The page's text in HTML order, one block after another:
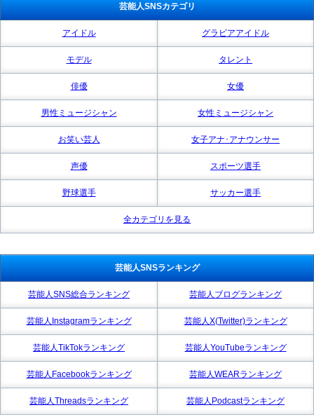
芸能人SNSカテゴリ
アイドル グラビアアイドル
モデル タレント
俳優 女優
男性ミュージシャン 女性ミュージシャン
お笑い芸人 女子アナ･アナウンサー
声優 スポーツ選手
野球選手 サッカー選手
全カテゴリを見る
芸能人SNSランキング
芸能人SNS総合ランキング 芸能人ブログランキング
芸能人Instagramランキング 芸能人X(Twitter)ランキング
芸能人TikTokランキング 芸能人YouTubeランキング
芸能人Facebookランキング 芸能人WEARランキング
芸能人Threadsランキング 芸能人Podcastランキング